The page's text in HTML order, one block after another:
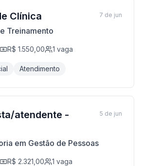
Clínica
Treinamento
R$ 1.550,00 1 vaga
Atendimento
7 de jun
atendente -
em Gestão de Pessoas
R$ 2.321,00 1 vaga
5 de jun